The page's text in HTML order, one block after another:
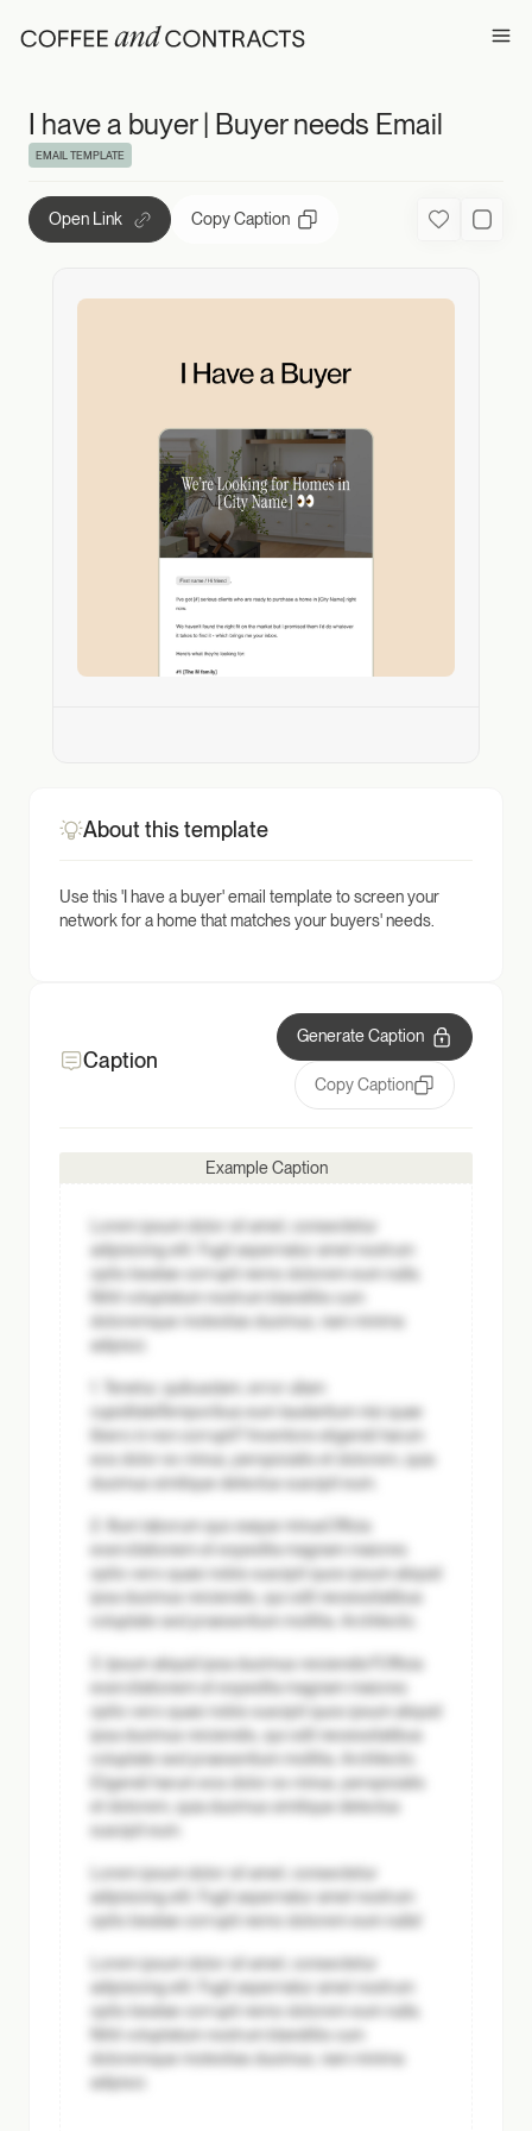
I have a buyer |
I have a buyer | Buyer needs Email
EMAIL TEMPLATE
Open Link Copy Caption FavoriteUsed
About this template
Use this 'I have a buyer' email template to screen your
network for a home that matches your buyers' needs.
Caption
Generate Caption
Copy Caption
Example Caption
Lorem ipsum dolor sit amet, consectetur
adipisicing elit. Fugit aspernatur amet nostrum
optio beatae corrupti nemo dolorem eum nulla.
Nihil voluptatum nostrum blanditiis cum
doloremque molestias ducimus, nam minima
adipisci.
1. Tenetur, quibusdam, error ullam
cupiditate Temporibus eum laudantium nisi quae
libero in non corrupti? Inventore eligendi harum
eos dolor ex minus, perspiciatis et dolorem, quia
ducimus similique delectus suscipit eum.
2. Illum laborum quo eaque minus Officia
exercitationem et expedita magnam maiores
optio vero quasi nobis suscipit quos ipsum aliquid
ipsa ducimus reiciendis, qui odit necessitatibus
voluptate sed praesentium mollitia. Architecto.
3. Ipsum aliquid ipsa ducimus reiciendis?
Officia
exercitationem et expedita magnam maiores
optio vero quasi nobis suscipit quos ipsum aliquid
ipsa ducimus reiciendis, qui odit necessitatibus
voluptate sed praesentium mollitia. Architecto.
Eligendi harum eos dolor ex minus, perspiciatis
et dolorem, quia ducimus similique delectus
suscipit eum.
Lorem ipsum dolor sit amet, consectetur
adipisicing elit. Fugit aspernatur amet nostrum
optio beatae corrupti nemo dolorem eum nulla!
Lorem ipsum dolor sit amet, consectetur
adipisicing elit. Fugit aspernatur amet nostrum
optio beatae corrupti nemo dolorem eum nulla.
Nihil voluptatum nostrum blanditiis cum
doloremque molestias ducimus, nam minima
adipisci.